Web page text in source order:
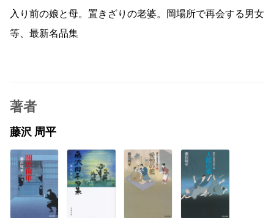
入り前の娘と母。置きざりの老婆。岡場所で再会する男女
等、最新名品集
著者
藤沢 周平